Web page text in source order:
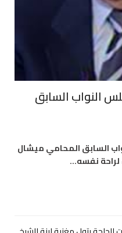
النواب السابق
السابق المحامي ميشال
لراحة نفسه…